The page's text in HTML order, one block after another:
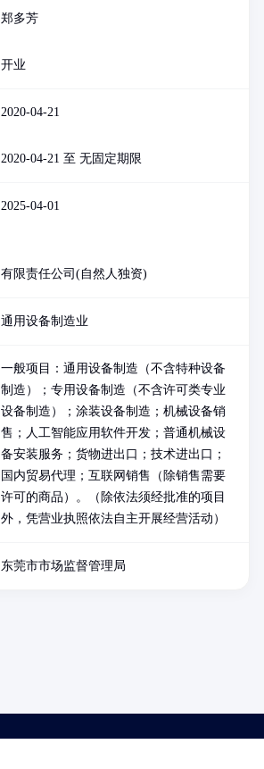
郑多芳
开业
2020-04-21
2020-04-21 至 无固定期限
2025-04-01
有限责任公司(自然人独资)
通用设备制造业
一般项目：通用设备制造（不含特种设备
制造）；专用设备制造（不含许可类专业
设备制造）；涂装设备制造；机械设备销
售；人工智能应用软件开发；普通机械设
备安装服务；货物进出口；技术进出口；
国内贸易代理；互联网销售（除销售需要
许可的商品）。（除依法须经批准的项目
外，凭营业执照依法自主开展经营活动）
东莞市市场监督管理局